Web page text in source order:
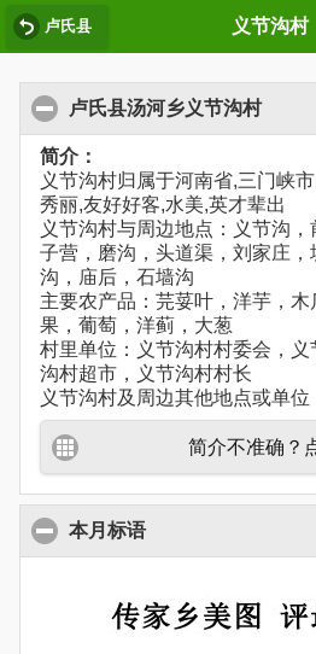
卢氏县 义节沟村
卢氏县汤河乡义节沟村
简介：
义节沟村归属于河南省,三门峡
秀丽,友好好客,水美,英才辈出
义节沟村与周边地点：义节沟
子营，磨沟，头道渠，刘家庄，
沟，庙后，石墙沟
主要农产品：芫荽叶，洋芋，
果，葡萄，洋蓟，大葱
村里单位：义节沟村村委会，
沟村超市，义节沟村村长
义节沟村及周边其他地点或单
简介不准确？
本月标语